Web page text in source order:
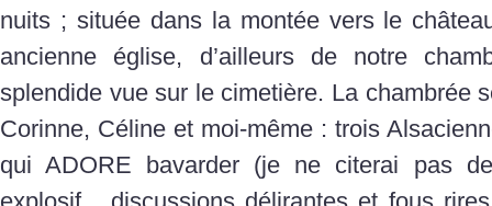
nuits ; située dans la montée vers le
ancienne église, d’ailleurs de notre
splendide vue sur le cimetière. La chambrée
Corinne, Céline et moi-même : trois
qui ADORE bavarder (je ne citerai pas